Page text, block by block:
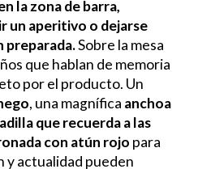
la zona de barra,
un aperitivo o dejarse
preparada.Sobre la mesa
que hablan de memoria
por el producto. Un
, una magnífica anchoa
que recuerda a las
con atún rojo para
y actualidad pueden